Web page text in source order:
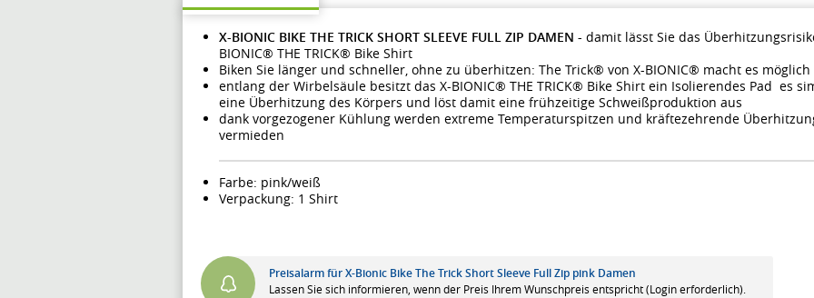
X-BIONIC BIKE THE TRICK SHORT SLEEVE FULL ZIP DAMEN - damit lässt Sie das
BIONIC® THE TRICK® Bike Shirt
Biken Sie länger und schneller, ohne zu überhitzen: The Trick® von X-BIONIC® macht es möglich
entlang der Wirbelsäule besitzt das X-BIONIC® THE TRICK® Bike Shirt ein Isolierendes Pad es
eine Überhitzung des Körpers und löst damit eine frühzeitige Schweißproduktion aus
dank vorgezogener Kühlung werden extreme Temperaturspitzen und kräftezehrende
vermieden
Farbe: pink/weiß
Verpackung: 1 Shirt
Preisalarm für X-Bionic Bike The Trick Short Sleeve Full Zip pink Damen
Lassen Sie sich informieren, wenn der Preis Ihrem Wunschpreis entspricht (Login erforderlich).